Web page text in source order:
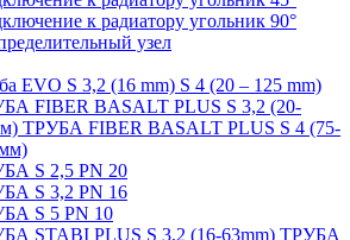
к радиатору угольник 90°
узел
EVO S 3,2 (16 mm) S 4 (20 – 125 mm)
FIBER BASALT PLUS S 3,2 (20-
ТРУБА FIBER BASALT PLUS S 4 (75-
S 2,5 PN 20
S 3,2 PN 16
S 5 PN 10
STABI PLUS S 3,2 (16-63mm) ТРУБА